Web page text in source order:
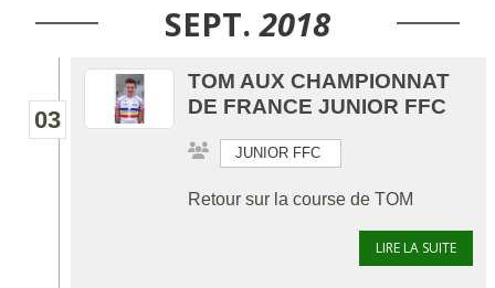
SEPT. 2018
03
TOM AUX CHAMPIONNAT
DE FRANCE JUNIOR FFC
JUNIOR FFC
Retour sur la course de TOM
LIRE LA SUITE